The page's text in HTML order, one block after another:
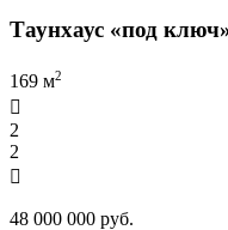
Таунхаус «под
169 м2

2
2

48 000 000 руб.